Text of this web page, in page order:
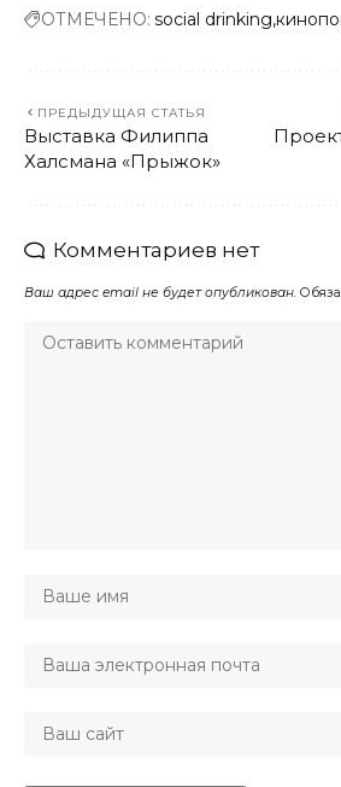
ОТМЕЧЕНО: social drinking
ПРЕДЫДУЩАЯ СТАТЬЯ
Выставка Филиппа
Халсмана «Прыжок»
Комментариев нет
Ваш адрес email не будет опубликован.